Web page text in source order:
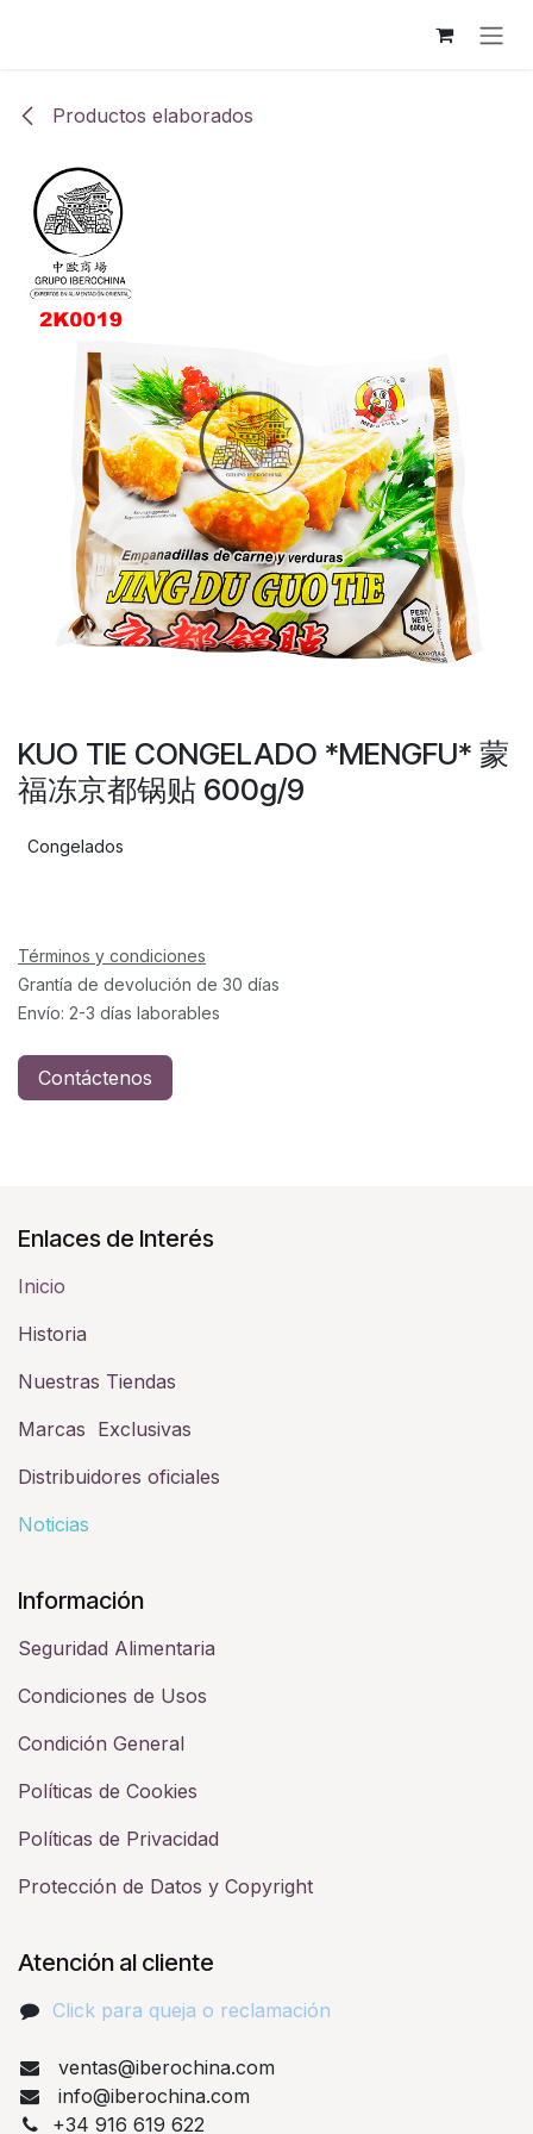
Productos elaborados
KUO TIE CONGELADO *MENGFU* 蒙
福冻京都锅贴 600g/9
Congelados
Términos y condiciones
Grantía de devolución de 30 días
Envío: 2-3 días laborables
Contáctenos
Enlaces de Interés
Inicio
Historia​
Nuestras Tiendas
Marcas Exclusivas
Distribuidores oficiales
Noticias
Información
Seguridad Alimentaria
Condiciones de Usos
Condición General
Políticas de Cookies
Políticas de Privacidad
Protección de Datos y Copyright
Atención al cliente
Click para queja o reclamación​
ventas@iberochina.com
info@iberochina.com
+34 916 619 622